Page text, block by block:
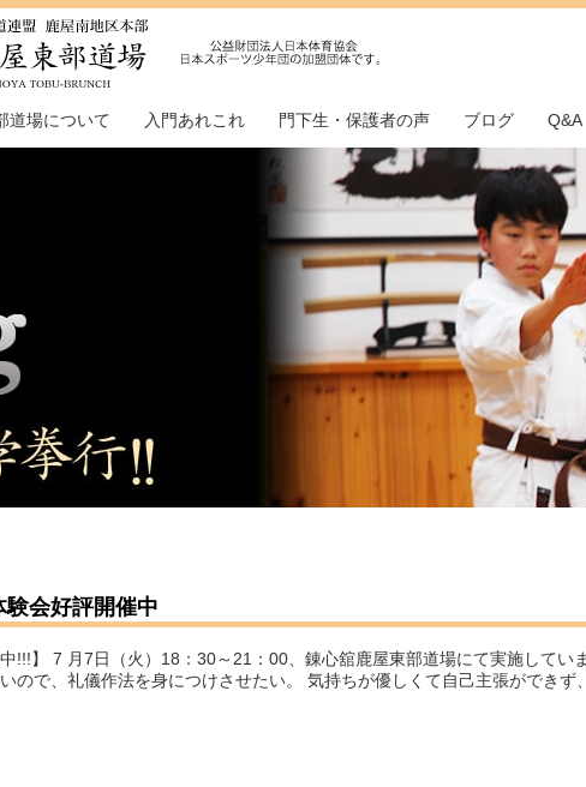
道場について 入門あれこれ 門下生・保護者の声 ブログ Q&A
験会好評開催中
中!!!】 7 月7日（火）18：30～21：00、錬心舘鹿屋東部道場にて実施してい
ので、礼儀作法を身につけさせたい。 気持ちが優しくて自己主張ができず